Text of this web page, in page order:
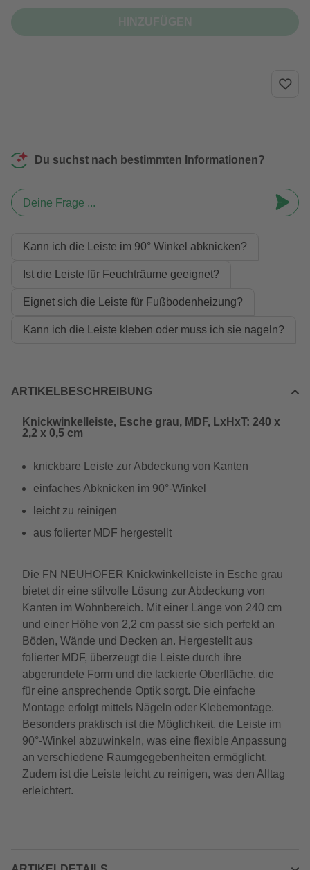
Du suchst nach bestimmten Informationen?
Deine Frage ...
Kann ich die Leiste im 90° Winkel abknicken?
Ist die Leiste für Feuchträume geeignet?
Eignet sich die Leiste für Fußbodenheizung?
Kann ich die Leiste kleben oder muss ich sie nageln?
ARTIKELBESCHREIBUNG
Knickwinkelleiste, Esche grau, MDF, LxHxT: 240 x
2,2 x 0,5 cm
knickbare Leiste zur Abdeckung von Kanten
einfaches Abknicken im 90°-Winkel
leicht zu reinigen
aus folierter MDF hergestellt
Die FN NEUHOFER Knickwinkelleiste in Esche grau
bietet dir eine stilvolle Lösung zur Abdeckung von
Kanten im Wohnbereich. Mit einer Länge von 240 cm
und einer Höhe von 2,2 cm passt sie sich perfekt an
Böden, Wände und Decken an. Hergestellt aus
folierter MDF, überzeugt die Leiste durch ihre
abgerundete Form und die lackierte Oberfläche, die
für eine ansprechende Optik sorgt. Die einfache
Montage erfolgt mittels Nägeln oder Klebemontage.
Besonders praktisch ist die Möglichkeit, die Leiste im
90°-Winkel abzuwinkeln, was eine flexible Anpassung
an verschiedene Raumgegebenheiten ermöglicht.
Zudem ist die Leiste leicht zu reinigen, was den Alltag
erleichtert.